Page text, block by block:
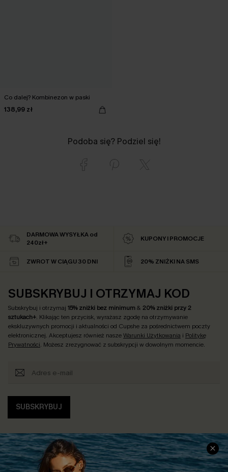
Co dalej? Kombinezon w paski
138,99 zł
Podoba się? Podziel się!
DARMOWA WYSYŁKA od
240zł+
KUPONY I PROMOCJE
ZWROT W CIĄGU 30 DNI 20% ZNIŻKI NA SMS
SUBSKRYBUJ I OTRZYMAJ KOD
Subskrybuj i otrzymaj 15% zniżki bez minimum& 20% zniżki przy 2
sztukach+. Klikając ten przycisk, wyrażasz zgodę na otrzymywanie
ekskluzywnych promocji i aktualności od Cupshe za pośrednictwem poczty
elektronicznej. Akceptujesz również naszeWarunki Użytkowania i Politykę
Prywatności. Możesz zrezygnować z subskrypcji w dowolnym momencie.
SUBSKRYBUJ
INFORMACJE O FIRMIE
CENTRUM SERWISOWE